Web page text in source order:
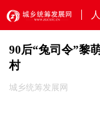
90后“兔司令”黎
村
城乡统筹发展网